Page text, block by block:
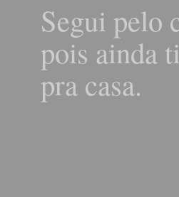
Segui pelo
pois ainda
pra casa.